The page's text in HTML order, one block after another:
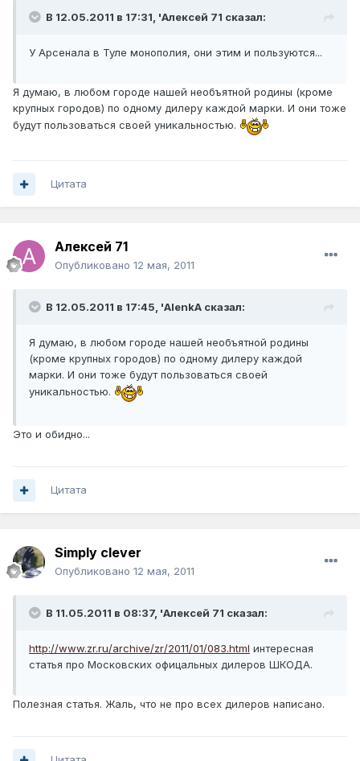
В 12.05.2011 в 17:31, 'Алексей 71 сказал:
У Арсенала в Туле монополия, они этим и пользуются...
Я думаю, в любом городе нашей необъятной родины (кроме
крупных городов) по одному дилеру каждой марки. И они тоже
будут пользоваться своей уникальностью.
Цитата
Алексей 71
Опубликовано 12 мая, 2011
В 12.05.2011 в 17:45, 'AlenkA сказал:
Я думаю, в любом городе нашей необъятной родины
(кроме крупных городов) по одному дилеру каждой
марки. И они тоже будут пользоваться своей
уникальностью.
Это и обидно...
Цитата
Simply clever
Опубликовано 12 мая, 2011
В 11.05.2011 в 08:37, 'Алексей 71 сказал:
http://www.zr.ru/archive/zr/2011/01/083.html интересная
статья про Московских офицальных дилеров ШКОДА.
Полезная статья. Жаль, что не про всех дилеров написано.